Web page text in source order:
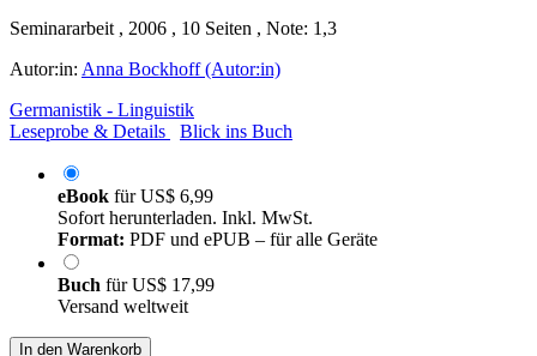
Seminararbeit , 2006 , 10 Seiten , Note: 1,3
Autor:in: Anna Bockhoff (Autor:in)
Germanistik - Linguistik
Leseprobe & Details
Blick ins Buch
eBook fürUS$ 6,99
Sofort herunterladen. Inkl. MwSt.
Format: PDF und ePUB – für alle Geräte
Buch fürUS$ 17,99
Versand weltweit
In den Warenkorb